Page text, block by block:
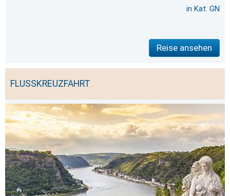
in Kat. GN
Reise ansehen
FLUSSKREUZFAHRT